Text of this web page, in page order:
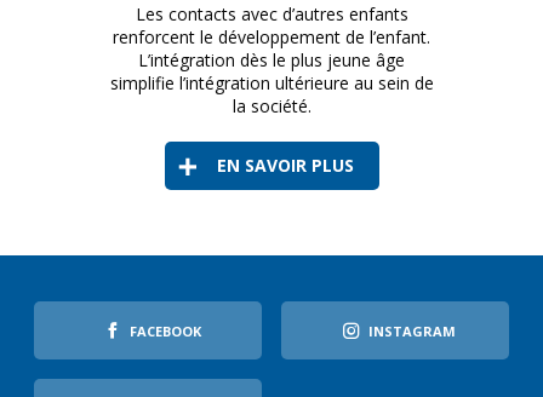
Les contacts avec d’autres enfants
renforcent le développement de l’enfant.
L’intégration dès le plus jeune âge
simplifie l’intégration ultérieure au sein de
la société.
EN SAVOIR PLUS
FACEBOOK INSTAGRAM